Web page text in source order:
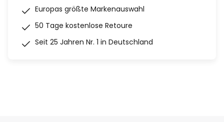
Europas größte Markenauswahl
50 Tage kostenlose Retoure
Seit 25 Jahren Nr. 1 in Deutschland